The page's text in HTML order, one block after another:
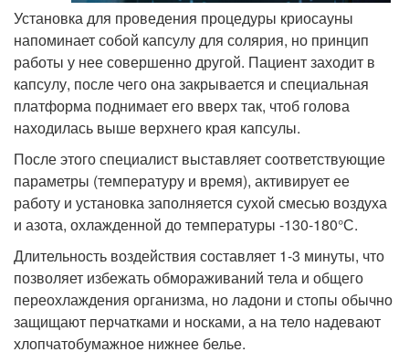
Установка для проведения процедуры криосауны
напоминает собой капсулу для солярия, но принцип
работы у нее совершенно другой. Пациент заходит в
капсулу, после чего она закрывается и специальная
платформа поднимает его вверх так, чтоб голова
находилась выше верхнего края капсулы.
После этого специалист выставляет соответствующие
параметры (температуру и время), активирует ее
работу и установка заполняется сухой смесью воздуха
и азота, охлажденной до температуры -130-180°С.
Длительность воздействия составляет 1-3 минуты, что
позволяет избежать обмораживаний тела и общего
переохлаждения организма, но ладони и стопы обычно
защищают перчатками и носками, а на тело надевают
хлопчатобумажное нижнее белье.